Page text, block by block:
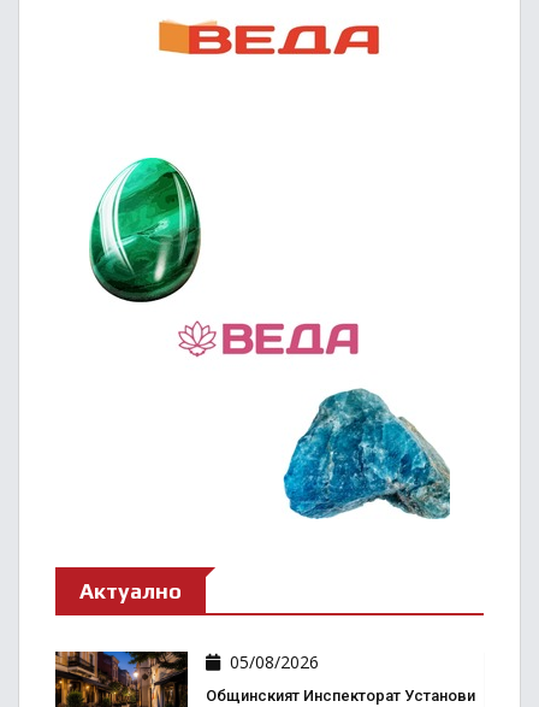
Актуално
05/08/2026
Общинският Инспекторат Установи